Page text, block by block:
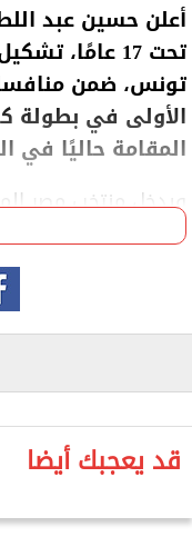
أعلن حسين عبد
تحت 17 عامًا،
تونس، ضمن
الأولى في بطولة
المقامة حاليًا في
ويدخل منتخب مصر
بعدما اكتفى
وجاء تشكيل منتخب
خط الدفاع: عبد الله
السيد.
قد يعجبك أيضا